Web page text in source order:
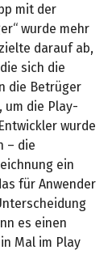
mit der
wurde mehr
darauf ab,
sich die
die Betrüger
um die Play-
wurde
– die
ein
für Anwender
es einen
Mal im Play